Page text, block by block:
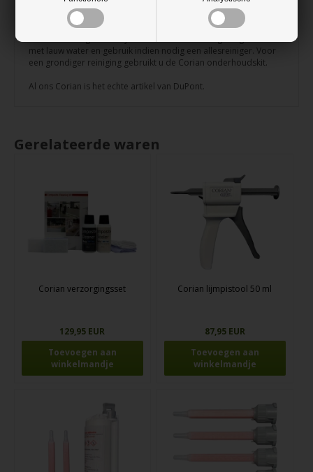
plaats daarvan met elastische siliconen.
Onderhoud:
met lauw water en gebruik indien nodig een allesreiniger. Voor
een grondiger reiniging gebruikt u de Corian onderhoudskit.
Al ons Corian is het echte artikel van DuPont.
Gerelateerde waren
Corian verzorgingsset
129,95 EUR
Corian lijmpistool 50 ml
87,95 EUR